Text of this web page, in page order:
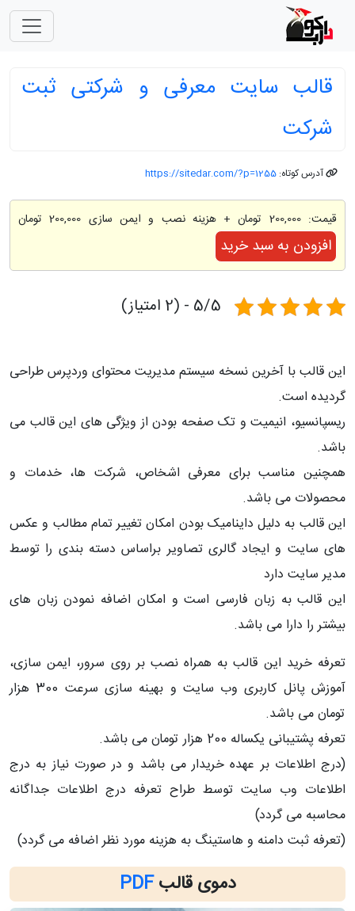
قالب سایت معرفی و شرکتی ثبت
شرکت
آدرس کوتاه: https://sitedar.com/?p=1255
قیمت:200,000 تومان + هزینه نصب و ایمن سازی 200,000 تومان
افزودن به سبد خرید
5/5 - (2 امتیاز)
این قالب با آخرین نسخه سیستم مدیریت محتوای وردپرس طراحی
گردیده است.
ریسپانسیو، انیمیت و تک صفحه بودن از ویژگی های این قالب می
باشد.
همچنین مناسب برای معرفی اشخاص، شرکت ها، خدمات و
محصولات می باشد.
این قالب به دلیل داینامیک بودن امکان تغییر تمام مطالب و عکس
های سایت و ایجاد گالری تصاویر براساس دسته بندی را توسط
مدیر سایت دارد
این قالب به زبان فارسی است و امکان اضافه نمودن زبان های
بیشتر را دارا می باشد.
تعرفه خرید این قالب به همراه نصب بر روی سرور، ایمن سازی،
آموزش پانل کاربری وب سایت و بهینه سازی سرعت 300 هزار
تومان می باشد.
تعرفه پشتیبانی یکساله 200 هزار تومان می باشد.
(درج اطلاعات بر عهده خریدار می باشد و در صورت نیاز به درج
اطلاعات وب سایت توسط طراح تعرفه درج اطلاعات جداگانه
محاسبه می گردد)
(تعرفه ثبت دامنه و هاستینگ به هزینه مورد نظر اضافه می گردد)
دموی قالبPDF